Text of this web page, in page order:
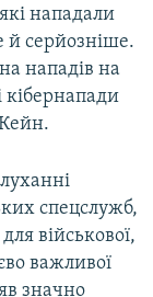
нападали
й серйозніше.
нападів на
спецслужб,
військової,
важливої
значно